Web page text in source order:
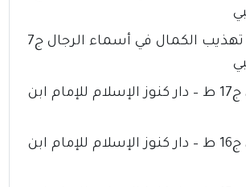
كتاب تذهيب تهذيب الكمال في أسماء الرجال ج7
كتاب المغني ج17 ط – دار كنوز الإسلام للإمام ابن
كتاب المغني ج16 ط – دار كنوز الإسلام للإمام ابن